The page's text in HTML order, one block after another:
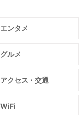
エンタメ
グルメ
アクセス・交通
WiFi